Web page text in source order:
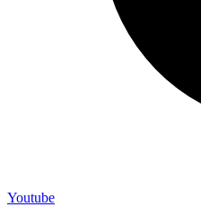
Youtube